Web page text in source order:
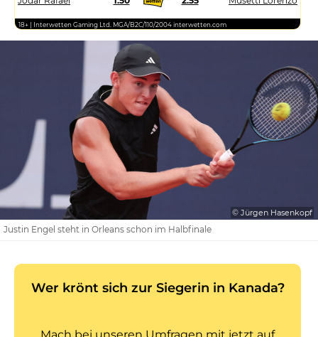
18+ | Interwetten Gaming Ltd. MGA/B2C/110/2004 interwetten.com
© Jürgen Hasenkopf
Justin Engel steht in Orleans schon im Halbfinale